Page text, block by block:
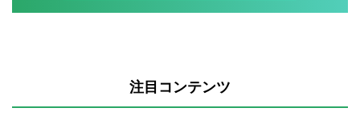
注目コンテンツ